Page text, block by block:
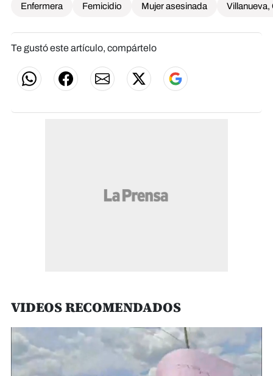
Enfermera Femicidio Mujer asesinada Villanueva,
Te gustó este artículo, compártelo
VIDEOS RECOMENDADOS